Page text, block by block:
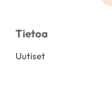
Tietoa
Uutiset